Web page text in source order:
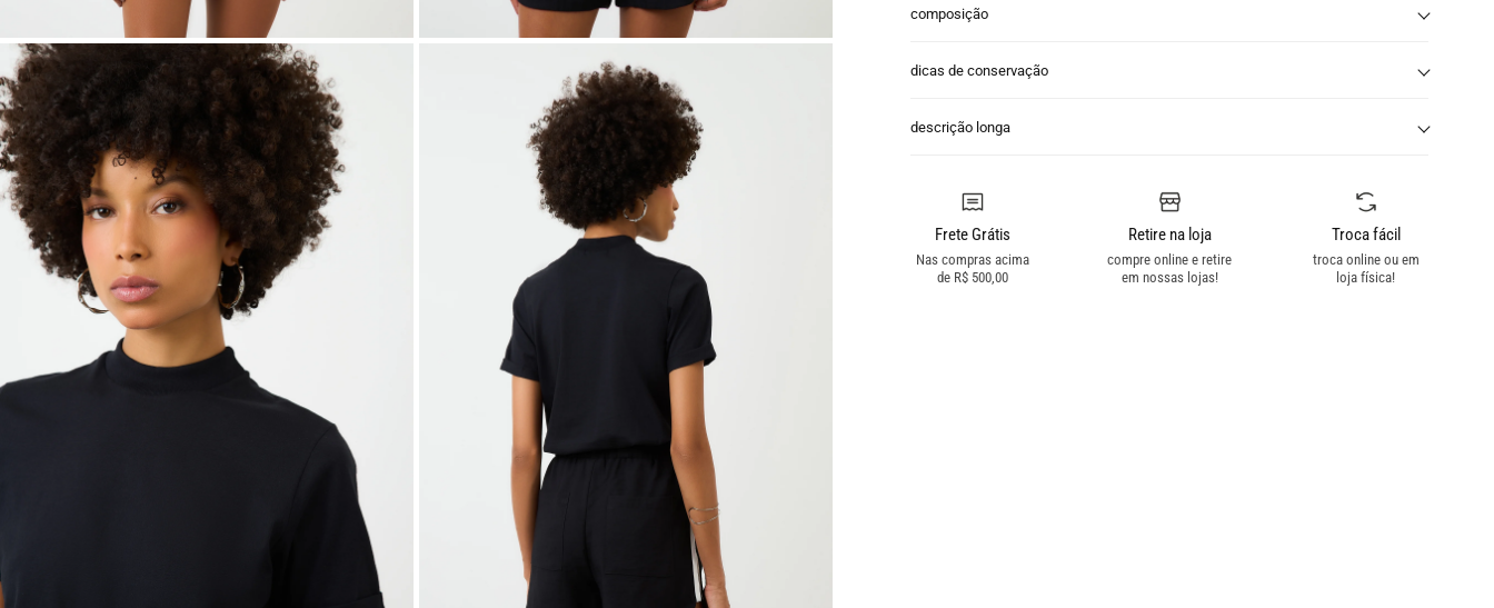
composição
dicas de conservação
descrição longa
Frete Grátis
Nas compras acima
de R$ 500,00
Retire na loja
compre online e retire
em nossas lojas!
Troca fácil
troca online ou em
loja física!